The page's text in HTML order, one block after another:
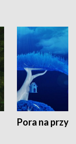
Pora na